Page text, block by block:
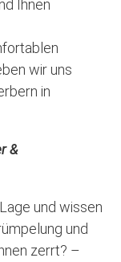
Ihnen
wir uns
in
&
und wissen
und
zerrt? –